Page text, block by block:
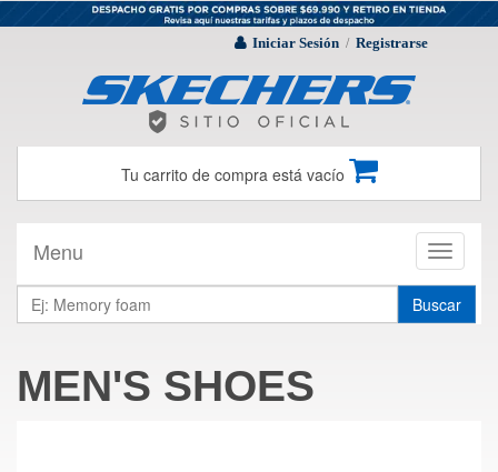
Iniciar Sesión / Registrarse
Tu carrito de compra está vacío
Toggle
Menu
Buscar
MEN'S SHOES